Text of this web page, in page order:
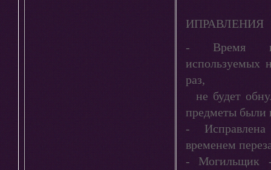
ИПРАВЛЕНИЯ
- Время
используемых
раз,
не будет
предметы были
-
временем
- Могильщик